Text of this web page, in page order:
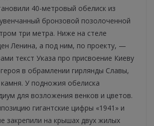
40-метровый обелиск из
бронзовой позолоченной
три метра. Ниже на стеле
Ленина, а под ним, по проекту, —
текст Указа про присвоение Киеву
в обрамлении гирлянды Славы,
У подножия обелиска
для возложения венков и цветов.
гигантские цифры «1941» и
закрепили на крышах двух жилых